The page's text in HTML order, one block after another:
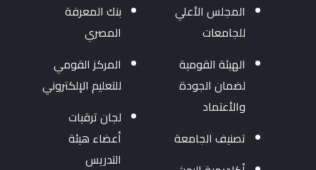
المجلس الأعلي
للجامعات
الهيئة القومية
لضمان الجودة
والأعتماد
تصنيف الجامعة
بنك المعرفة
المصري
المركز القومي
للتعليم الإلكتروني
لجان ترقيات
أعضاء هيئة
التدريس